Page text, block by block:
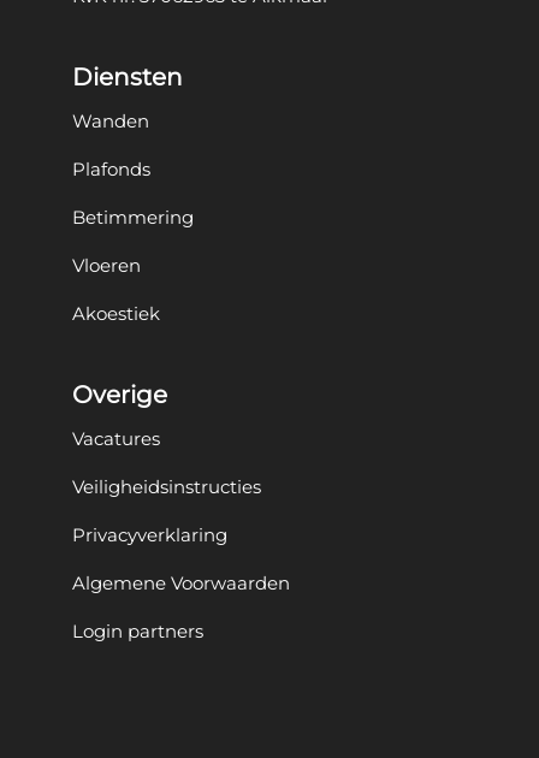
Diensten
Wanden
Plafonds
Betimmering
Vloeren
Akoestiek
Overige
Vacatures
Veiligheidsinstructies
Privacyverklaring
Algemene Voorwaarden
Login partners